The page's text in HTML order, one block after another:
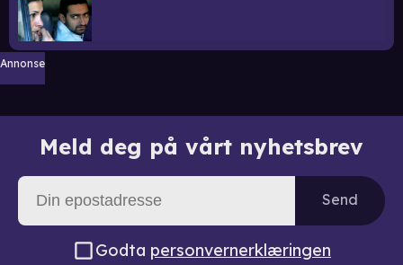
Annonse
Meld deg på vårt nyhetsbrev
Send
Godta personvernerklæringen